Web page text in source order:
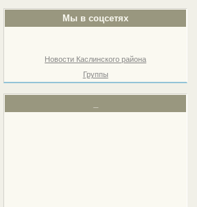
Мы в соцсетях
Новости Каслинского района
Группы